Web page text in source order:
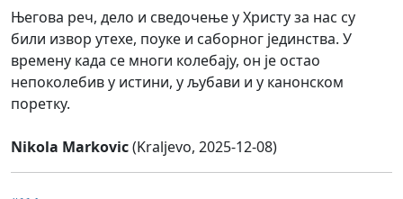
Његова реч, дело и сведочење у Христу за нас су
били извор утехе, поуке и саборног јединства. У
времену када се многи колебају, он је остао
непоколебив у истини, у љубави и у канонском
поретку.
Nikola Markovic(Kraljevo, 2025-12-08)